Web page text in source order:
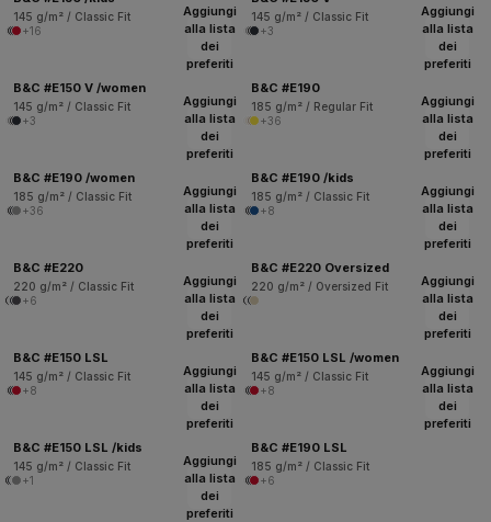
145 g/m² / Classic Fit
+16
145 g/m² / Classic Fit
+3
Aggiungi
alla lista
dei
preferiti
B&C #E150 V /women
145 g/m² / Classic Fit
+3
Aggiungi
alla lista
dei
preferiti
B&C #E190
185 g/m² / Regular Fit
+36
Aggiungi
alla lista
dei
preferiti
B&C #E190 /women
185 g/m² / Classic Fit
+36
Aggiungi
alla lista
dei
preferiti
B&C #E190 /kids
185 g/m² / Classic Fit
+8
Aggiungi
alla lista
dei
preferiti
B&C #E220
220 g/m² / Classic Fit
+6
Aggiungi
alla lista
dei
preferiti
B&C #E220 Oversized
220 g/m² / Oversized Fit
Aggiungi
alla lista
dei
preferiti
B&C #E150 LSL
145 g/m² / Classic Fit
+8
Aggiungi
alla lista
dei
preferiti
B&C #E150 LSL /women
145 g/m² / Classic Fit
+8
Aggiungi
alla lista
dei
preferiti
B&C #E150 LSL /kids
145 g/m² / Classic Fit
+1
Aggiungi
alla lista
dei
preferiti
B&C #E190 LSL
185 g/m² / Classic Fit
+6
Aggiungi
alla lista
dei
preferiti